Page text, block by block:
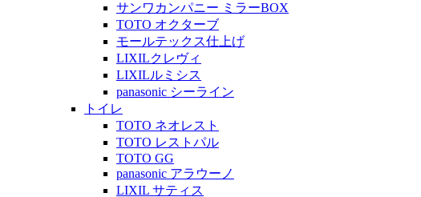
サンワカンパニー ミラーBOX
TOTO オクターブ
モールテックス仕上げ
LIXILクレヴィ
LIXILルミシス
panasonic シーライン
トイレ
TOTO ネオレスト
TOTO レストパル
TOTO GG
panasonic アラウーノ
LIXIL サティス